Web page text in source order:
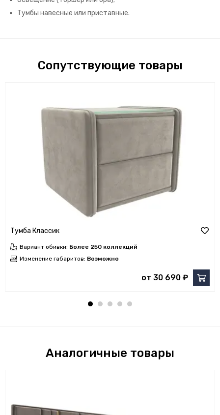
Тумбы навесные или приставные.
Сопутствующие товары
Тумба Классик
Вариант обивки: Более 250 коллекций
Изменение габаритов: Возможно
от 30 690 ₽
Аналогичные товары